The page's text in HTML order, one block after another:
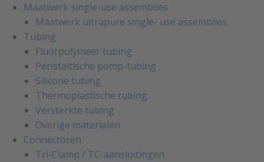
Maatwerk single-use assemblies
Maatwerk ultrapure single- use assemblies
Tubing
Fluorpolymeer tubing
Peristaltische pomp-tubing
Silicone tubing
Thermoplastische tubing
Versterkte tubing
Overige materialen
Connectoren
Tri-Clamp / TC-aansluitingen